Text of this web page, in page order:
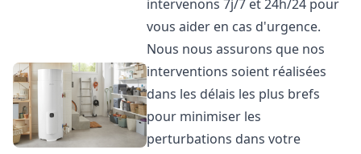
intervenons 7j/7 et 24h/24 pour
vous aider en cas d'urgence.
Nous nous assurons que nos
interventions soient réalisées
dans les délais les plus brefs
pour minimiser les
perturbations dans votre